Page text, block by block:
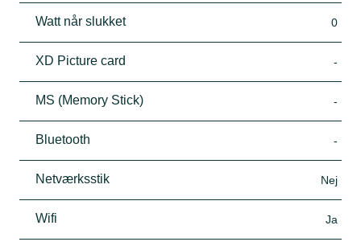
Watt når slukket 0
XD Picture card -
MS (Memory Stick) -
Bluetooth -
Netværksstik Nej
Wifi Ja